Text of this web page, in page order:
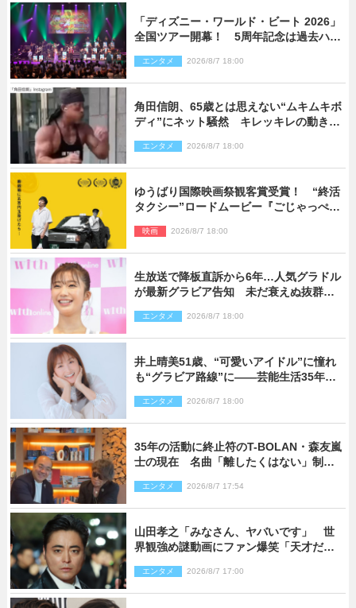
「ディズニー・ワールド・ビート 2026」
全国ツアー開幕！ 5周年記念は過去ハイ
ポート】
エンタメ 2026/8/7 18:00
角田信朗、65歳とは思えない“ムキムキボ
ディ”にネット騒然 キレッキレの動きを
エンタメ 2026/8/7 18:00
ゆうばり国際映画祭観客賞受賞！ “終活
タクシー”ロードムービー『ごじゃっぺタ
映画 2026/8/7 18:00
生放送で降板直訴から6年…人気グラドル
が最新グラビア告知 未だ衰えぬ抜群ス
エンタメ 2026/8/7 18:00
井上晴美51歳、“可愛いアイドル”に憧れ
も“グラビア路線”に――芸能生活35年を
エンタメ 2026/8/7 18:00
35年の活動に終止符のT-BOLAN・森友嵐
士の現在 名曲「離したくはない」制作
エンタメ 2026/8/7 17:54
山田孝之「みなさん、ヤバいです」 世
界観強め謎動画にファン爆笑「天才だ
エンタメ 2026/8/7 17:00